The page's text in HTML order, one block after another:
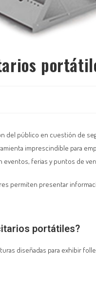
del público en cuestión de
imprescindible para
eventos, ferias y puntos de
permiten presentar
portátiles?
diseñadas para exhibir